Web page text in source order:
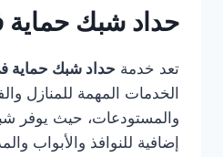
حداد شبك حماية
تعد خدمة حداد شبك حماية
الخدمات المهمة للمنازل
والمستودعات، حيث يوفر
إضافية للنوافذ والأبواب